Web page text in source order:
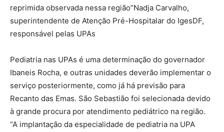
reprimida observada nessa região”Nadja Carvalho,
superintendente de Atenção Pré-Hospitalar do IgesDF,
responsável pelas UPAs
Pediatria nas UPAs é uma determinação do governador
Ibaneis Rocha, e outras unidades deverão implementar o
serviço posteriormente, como já há previsão para
Recanto das Emas. São Sebastião foi selecionada devido
à grande procura por atendimento pediátrico na região.
“A implantação da especialidade de pediatria na UPA